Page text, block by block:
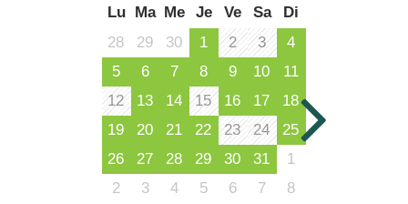
Lu
Ma Me Je Ve Sa
Di
28
29 30 1 2 3
4
5
6 7 8 9 10
11
12
13 14 15 16 17
18
19
20 21 22 23 24
25
26
27 28 29 30 31
1
2
3 4 5 6 7 8